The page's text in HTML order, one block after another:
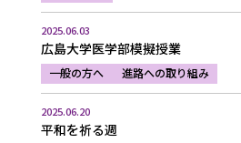
2025.06.03
広島大学医学部模擬授業
一般の方へ 進路への取り組み
2025.06.20
平和を祈る週